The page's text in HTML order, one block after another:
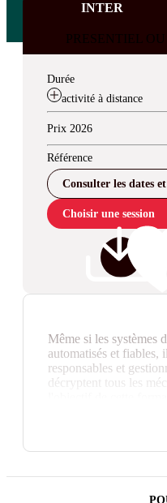
INTER
PRESENTIEL
Durée
activité à distance
Prix 2026
Référence
Consulter les dates
Choisir une session
Même si les systèmes
automatisés et fiables,
responsables et
décryptent tous les
Dans un contexte de
techniques de paie
redressement Urssaf et